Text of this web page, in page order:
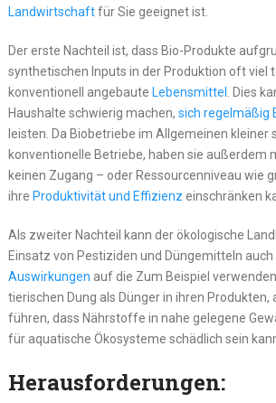
Landwirtschaftfür Sie geeignet ist.
Der erste Nachteil ist, dass Bio-Produkte
synthetischen Inputs in der Produktion oft viel
konventionell angebaute Lebensmittel . Dies
Haushalte schwierig machen, sich regelmäßig
leisten. Da Biobetriebe im Allgemeinen kleiner
konventionelle Betriebe, haben sie außerdem
keinen Zugang – oder Ressourcenniveau wie
ihre Produktivität und Effizienz einschränken
Als zweiter Nachteil kann der ökologische
Einsatz von Pestiziden und Düngemitteln
Auswirkungen auf die Zum Beispiel
tierischen Dung als Dünger in ihren Produkten,
führen, dass Nährstoffe in nahe gelegene
für aquatische Ökosysteme schädlich sein
Herausforderungen: